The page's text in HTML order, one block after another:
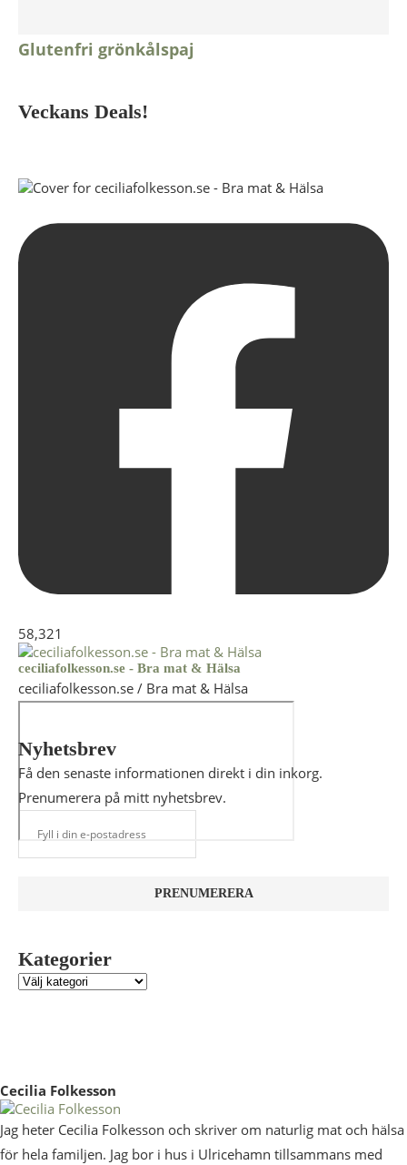
Glutenfri grönkålspaj
Veckans Deals!
58,321
ceciliafolkesson.se - Bra mat & Hälsa
ceciliafolkesson.se / Bra mat & Hälsa
Nyhetsbrev
Få den senaste informationen direkt i din inkorg.
Prenumerera på mitt nyhetsbrev.
Kategorier
Cecilia Folkesson
Jag heter Cecilia Folkesson och skriver om naturlig mat och hälsa
för hela familjen. Jag bor i hus i Ulricehamn tillsammans med